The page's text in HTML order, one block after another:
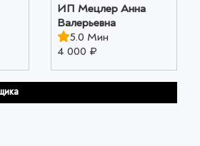
ИП Мецлер Анна
Валерьевна
5.0 Мин
4 000 ₽